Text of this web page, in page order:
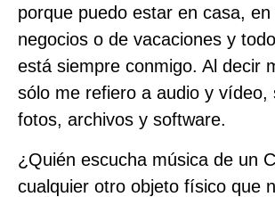
porque puedo estar en casa,
negocios o de vacaciones y
está siempre conmigo. Al decir
sólo me refiero a audio y vídeo,
fotos, archivos y software.
¿Quién escucha música de un
cualquier otro objeto físico que